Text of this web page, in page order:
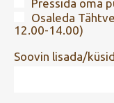
Pressida oma
Osaleda
12.00-14.00)
Soovin lisada/